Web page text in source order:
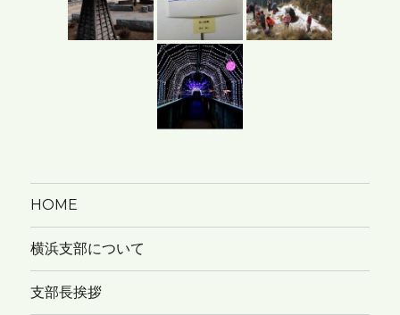
HOME
横浜支部について
支部長挨拶